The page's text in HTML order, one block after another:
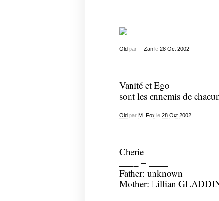
Old par -- Zanle 28 Oct 2002
Vanité et Ego
sont les ennemis de
Old par M. Fox le 28 Oct 2002
Cherie
____ – ____
Father: unknown
Mother: Lillian